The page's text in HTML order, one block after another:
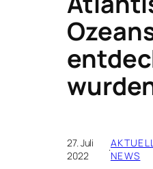
27. Juli
2022
·NEWS